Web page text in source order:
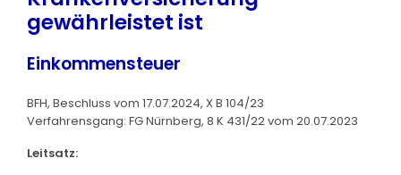
gewährleistet ist
Einkommensteuer
BFH, Beschluss vom 17.07.2024, X B 104/23
Verfahrensgang: FG Nürnberg, 8 K 431/22 vom 20.07.2023
Leitsatz: